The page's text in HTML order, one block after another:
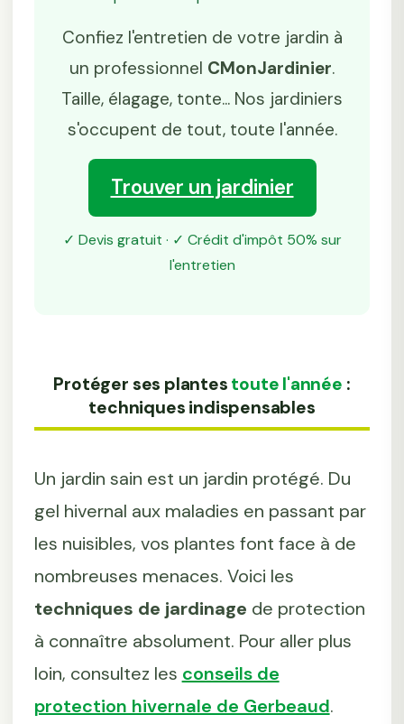
Confiez l'entretien de votre jardin à
un professionnel CMonJardinier.
Taille, élagage, tonte... Nos jardiniers
s'occupent de tout, toute l'année.
Trouver un jardinier
✓ Devis gratuit · ✓ Crédit d'impôt 50% sur
l'entretien
Protéger ses plantes toute l'année :
techniques indispensables
Un jardin sain est un jardin protégé. Du
gel hivernal aux maladies en passant par
les nuisibles, vos plantes font face à de
nombreuses menaces. Voici les
techniques de jardinage de protection
à connaître absolument. Pour aller plus
loin, consultez les conseils de
protection hivernale de Gerbeaud.